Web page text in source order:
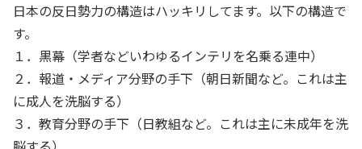
日本の反日勢力の構造はハッキリしてます。以下の構造で
す。
１．黒幕（学者などいわゆるインテリを名乗る連中）
２．報道・メディア分野の手下（朝日新聞など。これは主
に成人を洗脳する）
３．教育分野の手下（日教組など。これは主に未成年を洗